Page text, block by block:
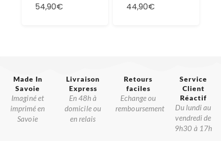
54,90€ 44,90€
Made In
Savoie​
Imaginé et
imprimé en
Savoie
Livraison
Express
En 48h à
domicile ou
en relais
Retours
faciles
Echange ou
remboursement
Service
Client
Réactif​
Du lundi au
vendredi de
9h30 à 17h